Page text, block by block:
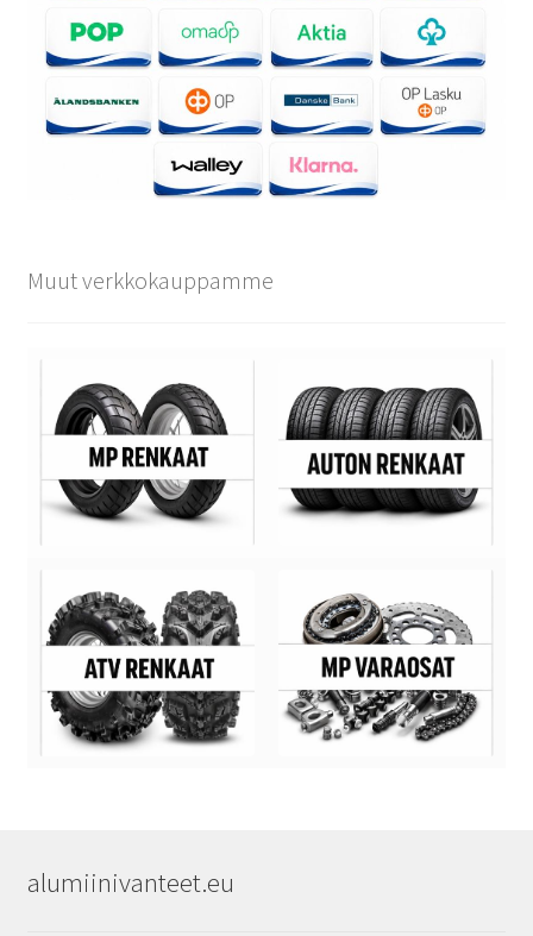
Muut verkkokauppamme
alumiinivanteet.eu